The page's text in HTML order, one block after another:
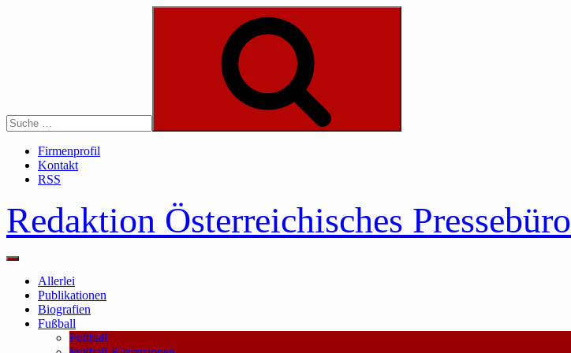
Suche
Firmenprofil
Kontakt
RSS
Redaktion Österreichisches Pressebüro
Main
Allerlei
Publikationen
Biografien
Fußball
Fußball